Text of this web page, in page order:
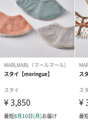
わり）（1,880円）